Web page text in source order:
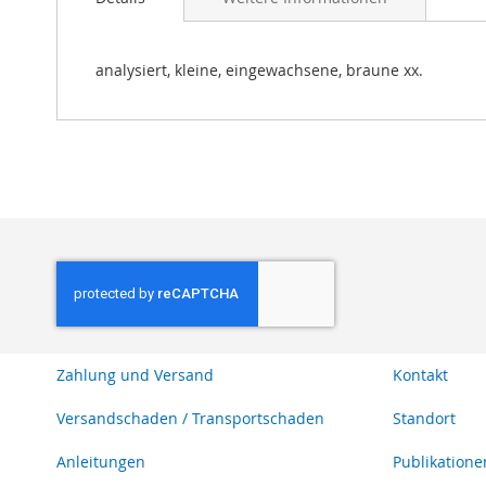
analysiert, kleine, eingewachsene, braune xx.
Zahlung und Versand
Versandschaden / Transportschaden
Anleitungen
Kontakt
Standort